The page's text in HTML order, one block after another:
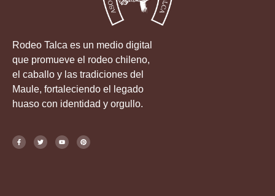
Rodeo Talca es un medio digital
que promueve el rodeo chileno,
el caballo y las tradiciones del
Maule, fortaleciendo el legado
huaso con identidad y orgullo.